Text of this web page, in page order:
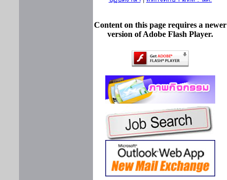
Content on this page requires a newer
version of Adobe Flash Player.